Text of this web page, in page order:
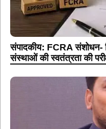
संपादकीय: FCRA संशोधन-
संस्थाओं की स्वतंत्रता की